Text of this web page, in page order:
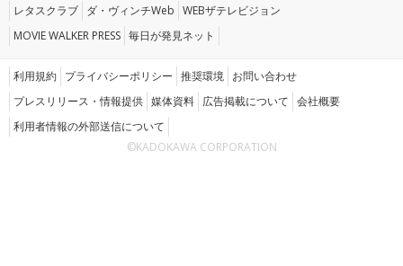
レタスクラブ ダ・ヴィンチWeb WEBザテレビジョン
MOVIE WALKER PRESS 毎日が発見ネット
利用規約 プライバシーポリシー 推奨環境 お問い合わせ
プレスリリース・情報提供 媒体資料 広告掲載について 会社概要
利用者情報の外部送信について
©KADOKAWA CORPORATION